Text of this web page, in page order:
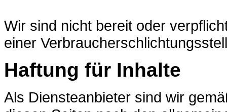
Wir sind nicht bereit oder
einer
Haftung für Inhalte
Als Diensteanbieter sind wir